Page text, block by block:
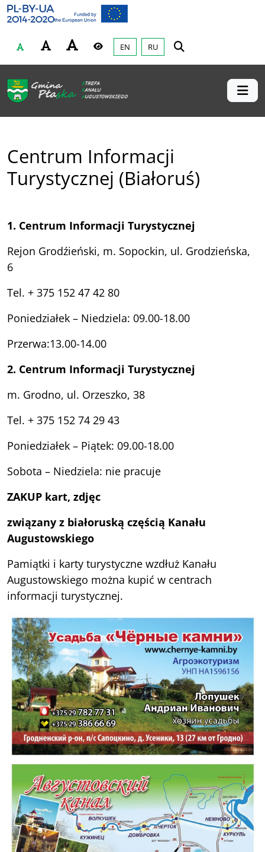
Gmina Płaska
Przejdź do głównej treśći
Czcionka Wysoki kontrast
EN RU
Centrum Informacji
Turystycznej (Białoruś)
1. Centrum Informacji Turystycznej
Rejon Grodźieński, m. Sopockin, ul. Grodzieńska,
6
Tel. + 375 152 47 42 80
Poniedziałek – Niedziela: 09.00-18.00
Przerwa:13.00-14.00
2. Centrum Informacji Turystycznej
m. Grodno, ul. Orzeszko, 38
Tel. + 375 152 74 29 43
Poniedziałek – Piątek: 09.00-18.00
Sobota – Niedziela: nie pracuje
ZAKUP kart, zdjęc
związany z białoruską częścią Kanału
Augustowskiego
Pamiątki i karty turystyczne wzdłuż Kanału
Augustowskiego można kupić w centrach
informacji turystycznej.